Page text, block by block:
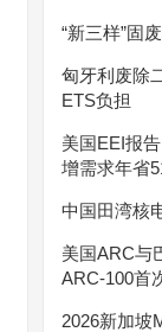
“新三样”固
匈牙利废除
ETS负担
美国EEI报
增需求年省
中国田湾核
美国ARC与
ARC-100首
2026新加坡